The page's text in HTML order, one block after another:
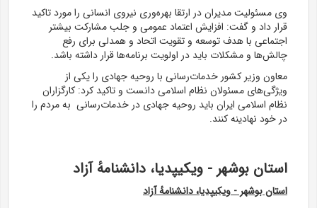
وی مسئولیت مدیران در ارتقا بهره‌وری نیروی انسانی را مورد تاکید
قرار داد و گفت: افزایش اعتماد عمومی و جلب مشارکت بیشتر
اجتماعی با هدف توسعه و تقویت اتحاد و همدلی برای رفع
چالش‌ها و مشکلات باید در اولویت برنامه‌ها قرار داشته باشد.
معاون وزیر کشور خدمات‌رسانی با روحیه جهادی را یکی از
ویژگی‌های مسئولان نظام اسلامی دانست و تاکید کرد: کارگزاران
نظام اسلامی ایران باید روحیه جهادی در خدمات‌رسانی به مردم را
در خود نهادینه کنند.
استان بوشهر - ویکیپدیا، دانشنامهٔ آزاد
استان بوشهر - ویکیپدیا، دانشنامهٔ آزاد